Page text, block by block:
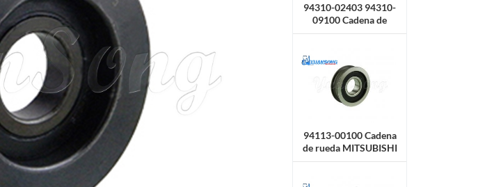
94310-02403 94310-
09100 Cadena de
rueda MITSUBISHI
94113-00100 Cadena
de rueda MITSUBISHI
FD15N